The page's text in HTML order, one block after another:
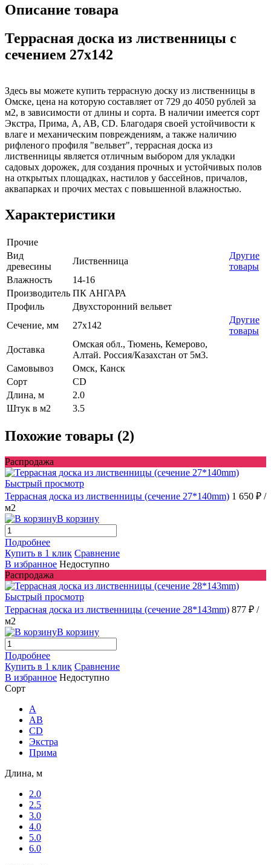
Описание товара
Террасная доска из лиственницы с
сечением 27x142
Здесь вы можете купить террасную доску из лиственницы в
Омске, цена на которую составляет от 729 до 4050 рублей за
м2, в зависимости от длины и сорта. В наличии имеется сорт
Экстра, Прима, A, AB, CD. Благодаря своей устойчивости к
влаге и механическим повреждениям, а также наличию
рифленого профиля "вельвет", террасная доска из
лиственницы является отличным выбором для укладки
садовых дорожек, для создания прочных и устойчивых полов
на открытых площадках, настилов у бассейнов, причалов,
аквапарках и прочих местах с повышенной влажностью.
Характеристики
Прочие
Вид
древесины
Лиственница
Другие
товары
Влажность
14-16
Производитель ПК АНГАРА
Профиль
Двухсторонний вельвет
Сечение, мм
27x142
Другие
товары
Доставка
Омская обл., Тюмень, Кемерово,
Алтай. Россия/Казахстан от 5м3.
Самовывоз
Омск, Канск
Сорт
CD
Длина, м
2.0
Штук в м2
3.5
Похожие товары (2)
Распродажа
Быстрый просмотр
Террасная доска из лиственницы (сечение 27*140mm) 1 650 ₽ /
м2
В корзину
Подробнее
Купить в 1 клик Сравнение
В избранное Недоступно
Распродажа
Быстрый просмотр
Террасная доска из лиственницы (сечение 28*143mm) 877 ₽ /
м2
В корзину
Подробнее
Купить в 1 клик Сравнение
В избранное Недоступно
Сорт
A
AB
CD
Экстра
Прима
Длина, м
2.0
2.5
3.0
4.0
5.0
6.0